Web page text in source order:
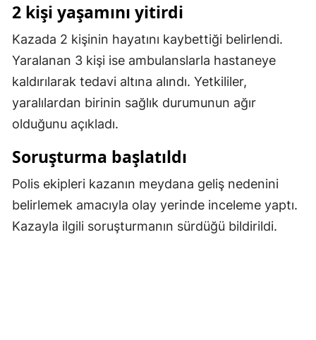
Konya
Kütahya
Malatya
Mardin
Muğla
2 kişi yaşamını yitirdi
Kazada 2 kişinin hayatını kaybettiği belirlendi.
Yaralanan 3 kişi ise ambulanslarla hastaneye
kaldırılarak tedavi altına alındı. Yetkililer,
yaralılardan birinin sağlık durumunun ağır
olduğunu açıkladı.
Soruşturma başlatıldı
Polis ekipleri kazanın meydana geliş nedenini
belirlemek amacıyla olay yerinde inceleme yaptı.
Kazayla ilgili soruşturmanın sürdüğü bildirildi.